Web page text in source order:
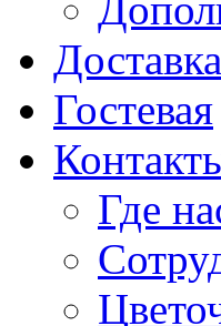
Гостевая
Где